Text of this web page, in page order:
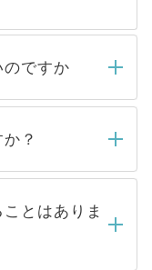
ですか
社担当者がご
ールもしくは
はご連絡をせて
お待ちくださ
？
ている求人の
らご覧いただ
非公開求人は
は公開してい
とはありま